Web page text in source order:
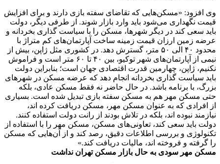
وی افزود: «مسکن‌هایی که تقاضای سفته بازی دارند و برای افزایش
قیمت نگهداری می‌شود باید وارد بازار شوند. از طرفی دیگر، دولت
باید سعی کند در دیگر شهرها، مسکن را با سیاست گذاری بخردانه و
عرضه زمین ارزان قیمت زمینه ساخت آپارتمان‌های کم متراژ با
محدود ۴۰ الی ۵۰ متر، گسترش دهد. در کشوری مثل ژاپن، بیش از
نیمی از آپارتمان‌های شهر توکیو، بین ۴۰ تا ۶۰ متر است و فراموش
نکنیم، ژاپن، چهارمین قدرت اقتصادی جهان است؛ بنابراین دولت
باید سیاست گذاری بخردانه انجام دهد که عرضه مسکن در شهر‌های
بزرگ، با برنامه باشد. در حال حاضر نه فقط مسکن عادی، بلکه
حتی مسکن مهر هم به مسکن سفته بازی تبدیل شده است. بسیاری
از افرادی که به عنوان مسکن مهر، مسکن دریافت کرده اند،
نیازمند نبوده اند، بلکه در تلاش بودند از رانت دولت استفاده کنند.
دولت باید سعی کند، تعاونی‌های مسکن، مسکن مهر را با استفاده از
تکنولوژی و بررسی اطلاعات دقیق، رصد کند و از آن‌هایی که مسکن
را گرفته و فروخته اند، مالیات دریافت کند.»
مسکن مهر سودی به حال بازار مسکن تهران نداشت